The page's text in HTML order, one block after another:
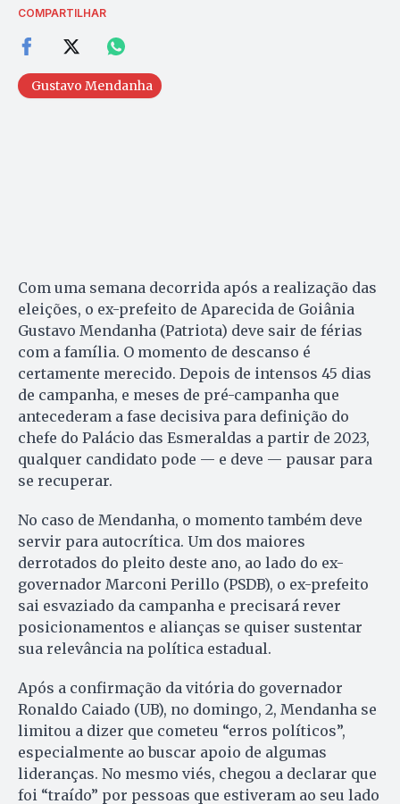
COMPARTILHAR
Gustavo Mendanha
Com uma semana decorrida após a realização das
eleições, o ex-prefeito de Aparecida de Goiânia
Gustavo Mendanha (Patriota) deve sair de férias
com a família. O momento de descanso é
certamente merecido. Depois de intensos 45 dias
de campanha, e meses de pré-campanha que
antecederam a fase decisiva para definição do
chefe do Palácio das Esmeraldas a partir de 2023,
qualquer candidato pode — e deve — pausar para
se recuperar.
No caso de Mendanha, o momento também deve
servir para autocrítica. Um dos maiores
derrotados do pleito deste ano, ao lado do ex-
governador Marconi Perillo (PSDB), o ex-prefeito
sai esvaziado da campanha e precisará rever
posicionamentos e alianças se quiser sustentar
sua relevância na política estadual.
Após a confirmação da vitória do governador
Ronaldo Caiado (UB), no domingo, 2, Mendanha se
limitou a dizer que cometeu “erros políticos”,
especialmente ao buscar apoio de algumas
lideranças. No mesmo viés, chegou a declarar que
foi “traído” por pessoas que estiveram ao seu lado